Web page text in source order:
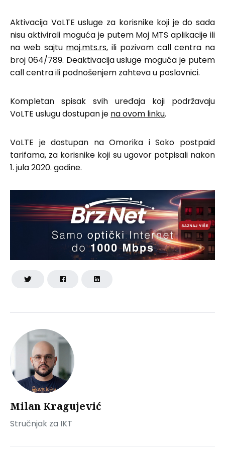
Milan Kragujević
Stručnjak za IKT
Aktivacija VoLTE usluge za korisnike koji je do sada
nisu aktivirali moguća je putem Moj MTS aplikacije ili
na web sajtu moj.mts.rs, ili pozivom call centra na
broj 064/789. Deaktivacija usluge moguća je putem
call centra ili podnošenjem zahteva u poslovnici.
Kompletan spisak svih uređaja koji podržavaju
VoLTE uslugu dostupan je na ovom linku.
VoLTE je dostupan na Omorika i Soko postpaid
tarifama, za korisnike koji su ugovor potpisali nakon
1. jula 2020. godine.